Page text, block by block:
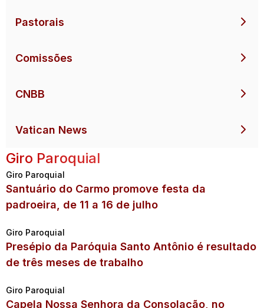
Pastorais
Comissões
CNBB
Vatican News
Giro Paroquial
Giro Paroquial
Santuário do Carmo promove festa da
padroeira, de 11 a 16 de julho
Giro Paroquial
Presépio da Paróquia Santo Antônio é resultado
de três meses de trabalho
Giro Paroquial
Capela Nossa Senhora da Consolação, no